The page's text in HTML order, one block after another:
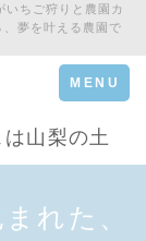
ちご狩りと農園カ
夢を叶える農園で
Toggle
navigation
MENU
山梨の土
れた、